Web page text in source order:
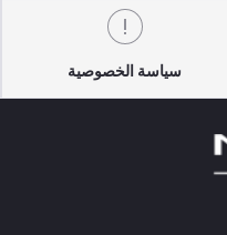
سياسة الخصوصية